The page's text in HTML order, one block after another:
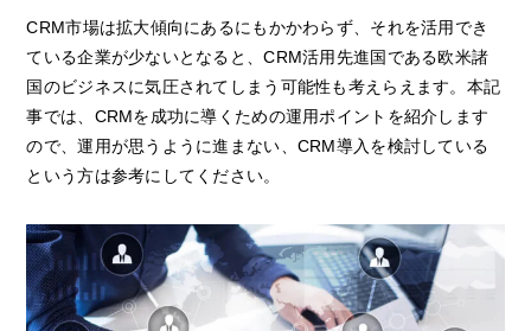
CRM市場は拡大傾向にあるにもかかわらず、それを活用でき
ている企業が少ないとなると、CRM活用先進国である欧米諸
国のビジネスに気圧されてしまう可能性も考えらえます。本記
事では、CRMを成功に導くための運用ポイントを紹介します
ので、運用が思うように進まない、CRM導入を検討している
という方は参考にしてください。